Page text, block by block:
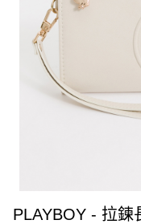
PLAYBOY - 拉鍊